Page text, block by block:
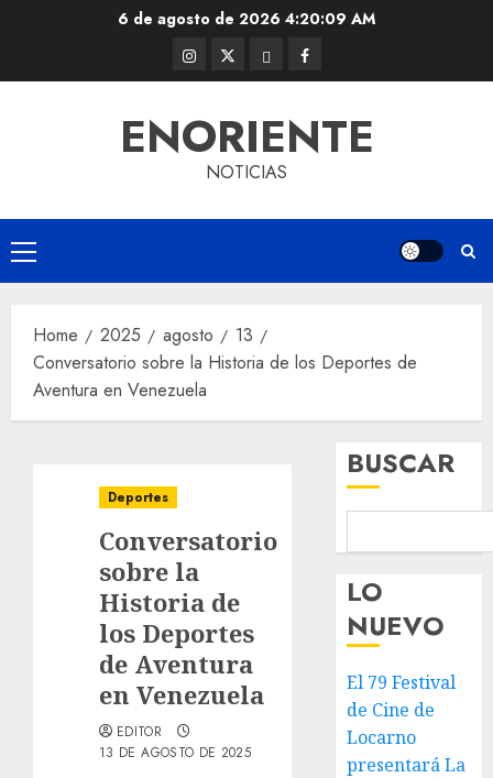
6 de agosto de 20264:20:10 AM
Instagram
@EnOriente
Twitter
(X)
ThreadsFacebook
ENORIENTE
NOTICIAS
Primary
Menu
Home 2025 agosto
13
Conversatorio sobre la Historia de los Deportes de
Aventura en Venezuela
Deportes
Conversatorio
sobre la
Historia de
los Deportes
de Aventura
en Venezuela
EDITOR
13 DE AGOSTO DE 2025
BUSCAR
LO
NUEVO
El 79 Festival
de Cine de
Locarno
presentará La